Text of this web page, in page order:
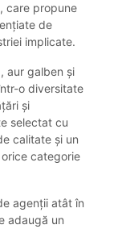
care propune
de
implicate.
aur galben și
o diversitate
și
selectat cu
calitate și un
categorie
agenții atât în
adaugă un